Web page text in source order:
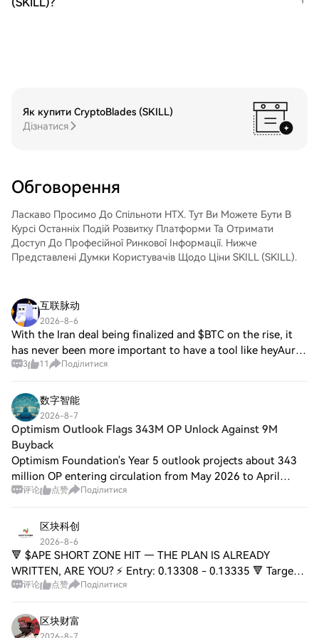
пропонуємо індивідуальні послуги та
відправити його в інше місце за
допомогою блокчейн-переказу або
торгуйте GIGADEVICE (GIGADEVICE) на
спотовому ринку HTX. Просто увійдіть до
свого облікового запису, виберіть торгову
пару, укладайте угоди та спостерігайте
за ними в режимі реального часу. Ми
пропонуємо зручний досвід як для
початківців, так і для досвідчених
Як купити CryptoBlades (SKILL)
Дізнатися
Обговорення
Ласкаво Просимо До Спільноти HTX. Тут Ви Можете Бути В
Курсі Останніх Подій Розвитку Платформи Та Отримати
Доступ До Професійної Ринкової Інформації. Нижче
Представлені Думки Користувачів Щодо Ціни SKILL (SKILL).
互联脉动
2026-8-6
With the Iran deal being finalized and $BTC on the rise, it
has never been more important to have a tool like heyAura.
{spot}(BTCUSDT) Powered by $ADX , it unlocks AI
3 11 Поділитися
数字智能
2026-8-7
Optimism Outlook Flags 343M OP Unlock Against 9M
Buyback
Optimism Foundation's Year 5 outlook projects about 343
million OP entering circulation from May 2026 to April
2027. Its buyback program has bought more than 9 million
评论 点赞 Поділитися
区块科创
2026-8-6
🔻 $APE SHORT ZONE HIT — THE PLAN IS ALREADY
WRITTEN, ARE YOU? ⚡ Entry: 0.13308 - 0.13335 🔻 Target
1: 0.13226 🎯 Target 2: 0.13162 💥 Target 3: 0.13066 🚀
评论 点赞 Поділитися
区块财富